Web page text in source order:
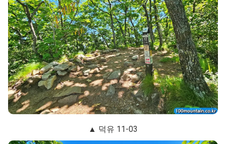
▲ 덕유 11-03